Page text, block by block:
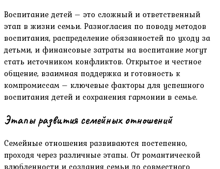
Воспитание детей – это сложный и ответственный
этап в жизни семьи. Разногласия по поводу методов
воспитания‚ распределение обязанностей по уходу за
детьми‚ и финансовые затраты на воспитание могут
стать источником конфликтов. Открытое и честное
общение‚ взаимная поддержка и готовность к
компромиссам – ключевые факторы для успешного
воспитания детей и сохранения гармонии в семье.
Этапы развития семейных отношений
Семейные отношения развиваются постепенно‚
проходя через различные этапы. От романтической
влюбленности и создания семьи до совместного